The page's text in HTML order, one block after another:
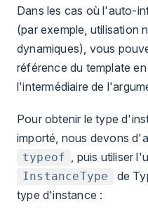
Dans les cas où l'auto-
(par exemple, utilisation
dynamiques), vous
référence du template
l'intermédiaire de
Pour obtenir le type
importé, nous devons
typeof , puis utiliser
InstanceType
de
type d'instance :